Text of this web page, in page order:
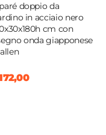
doppio da
in acciaio nero
cm con
onda giapponese